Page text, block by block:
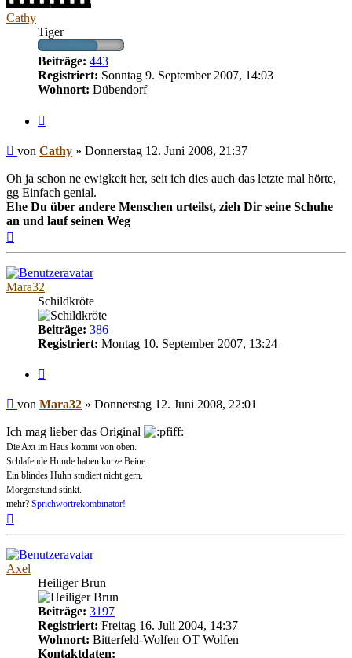
Cathy
Tiger
Beiträge: 443
Registriert: Sonntag 9. September 2007, 14:03
Wohnort: Dübendorf
Beitrag
von Cathy » Donnerstag 12. Juni 2008, 21:37
Oh ja schon ne ewigkeit her, seit ich dies auch das letzte mal hörte,
gg Einfach genial.
Ehe Du über andere Menschen urteilst, zieh Dir seine Schuhe
an und lauf seinen Weg
Mara32
Schildkröte
Beiträge: 386
Registriert: Montag 10. September 2007, 13:24
Beitrag
von Mara32 » Donnerstag 12. Juni 2008, 22:01
Ich mag lieber das Original
Die Axt im Haus kommt von oben.
Schlafende Hunde haben kurze Beine.
Ein blindes Huhn studiert nicht gern.
Morgenstund stinkt.
mehr? Sprichwortrekombinator!
oben
Axel
Heiliger Brun
Beiträge: 3197
Registriert: Freitag 16. Juli 2004, 14:37
Wohnort: Bitterfeld-Wolfen OT Wolfen
Kontaktdaten: